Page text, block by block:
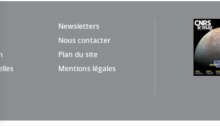
Newsletters
Nous contacter
Plan du site
Mentions légales